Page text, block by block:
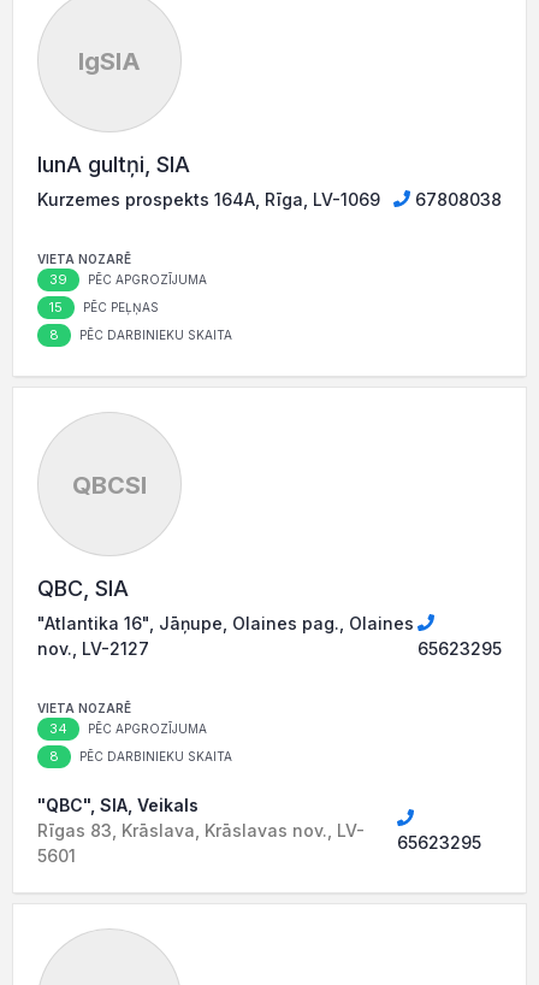
IgSIA
IunA gultņi, SIA
Kurzemes prospekts 164A, Rīga, LV-1069 67808038
VIETA NOZARĒ
39 PĒC APGROZĪJUMA
15 PĒC PEĻŅAS
8 PĒC DARBINIEKU SKAITA
QBCSI
QBC, SIA
"Atlantika 16", Jāņupe, Olaines pag., Olaines
nov., LV-2127
65623295
VIETA NOZARĒ
34 PĒC APGROZĪJUMA
8 PĒC DARBINIEKU SKAITA
"QBC", SIA, Veikals
Rīgas 83, Krāslava, Krāslavas nov., LV-
5601
65623295